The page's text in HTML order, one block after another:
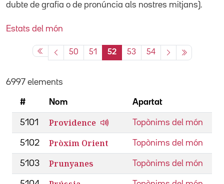
dubte de grafia o de pronúncia als nostres mitjans).
Estats del món
50 51 52 53 54
6997 elements
# Nom Apartat
5101 Providence Topònims del món
5102 Pròxim Orient Topònims del món
5103 Prunyanes Topònims del món